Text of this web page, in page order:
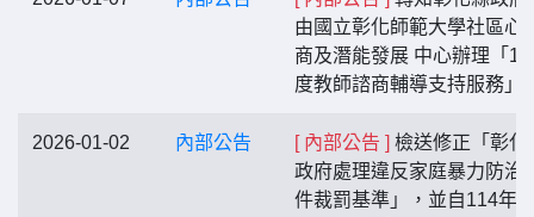
由國立彰化師範大學社區心
商及潛能發展 中心辦理「
度教師諮商輔導支持服務」
2026-01-02 內部公告 [ 內部公告 ] 檢送修正「彰化
政府處理違反家庭暴力防治
件裁罰基準」，並自114年